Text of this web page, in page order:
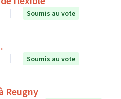
Soumis au vote
Soumis au vote
Reugny